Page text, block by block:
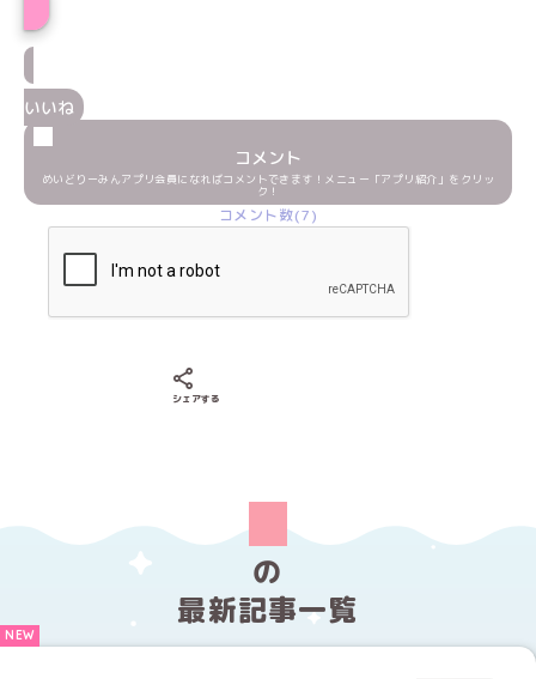
いいね
コメント
めいどりーみんアプリ会員になればコメントできます！メニュー「アプリ紹介」をクリッ
ク！
コメント数(7)
シェアする
の
最新記事一覧